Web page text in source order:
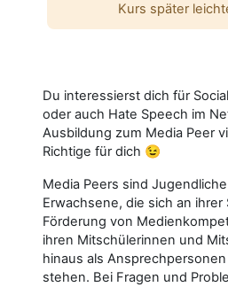
Kurs später
Du interessierst dich für
oder auch Hate Speech im
Ausbildung zum Media Peer
Richtige für dich 😉
Media Peers sind
Erwachsene, die sich an ihrer
Förderung von
ihren Mitschülerinnen und
hinaus als
stehen. Bei Fragen und